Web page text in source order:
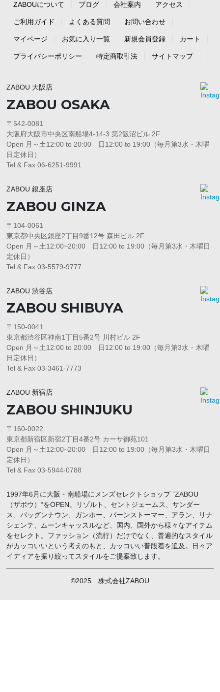
ZABOUについて ブログ 会社案内 アクセス
ご利用ガイド よくある質問 お問い合わせ
マイページ お気に入り一覧 新規会員登録 カート
プライバシーポリシー 特定商取引法 サイトマップ
ZABOU 大阪店
ZABOU OSAKA
〒542-0081
大阪府大阪市中央区南船場4-14-3 第2飯沼ビル 2F
Open 月～土12:00 to 20:00 日12:00 to 19:00（毎月第3水・木曜
日定休日）
Tel & Fax 06-6251-9991
ZABOU 銀座店
ZABOU GINZA
〒104-0061
東京都中央区銀座2丁目9番12号 森田ビル 2F
Open 月～土12:00~20:00 日12:00 to 19:00（毎月第3水・木曜日
定休日）
Tel & Fax 03-5579-9777
ZABOU 渋谷店
ZABOU SHIBUYA
〒150-0041
東京都渋谷区神南1丁目5番2号 川村ビル 2F
Open 月～土12:00 to 20:00 日12:00 to 19:00（毎月第3水・木曜
日定休日）
Tel & Fax 03-3461-7773
ZABOU 新宿店
ZABOU SHINJUKU
〒160-0022
東京都新宿区新宿2丁目4番2号 カーサ御苑101
Open 月～土12:00~20:00 日12:00 to 19:00（毎月第3水・木曜日
定休日）
Tel & Fax 03-5944-0788
1997年6月に大阪・南船場にメンズセレクトショップ ”ZABOU
（ザボウ）“をOPEN。リゾルト、セントジェームス、サンダー
ス、バッグンナウン、ガンホー、バーンストーマー、アラン、リナ
シェンテ、ムーンキャッスルなど、国内、国外から様々なアイテム
をセレクト。ファッション（流行）だけでなく、普遍的なスタイル
がカッコいいという考えのもと、カッコいい普段着を追及。日々ア
イディアを振り絞ってスタイルをご提案致します。
©2025 株式会社ZABOU